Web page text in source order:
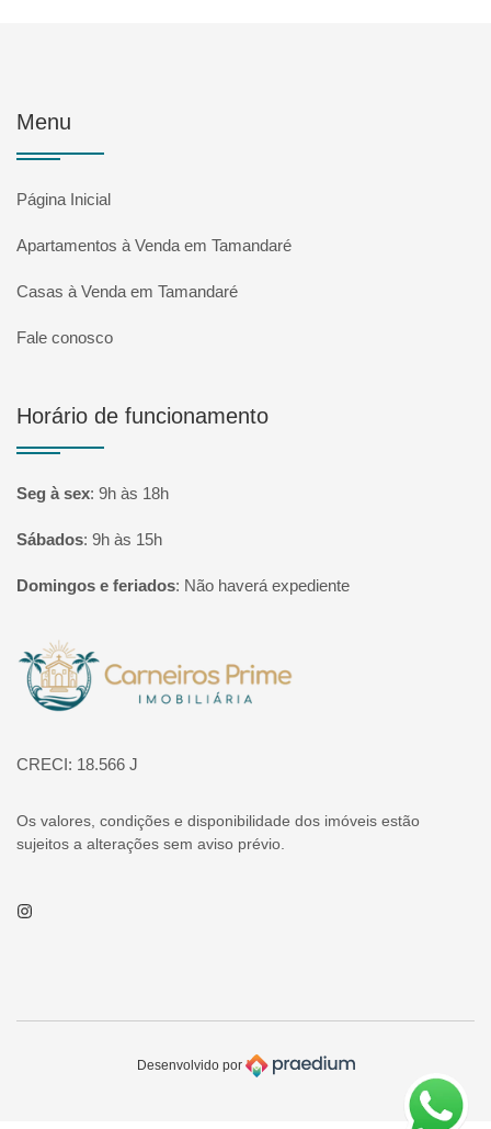
Menu
Página Inicial
Apartamentos à Venda em Tamandaré
Casas à Venda em Tamandaré
Fale conosco
Horário de funcionamento
Seg à sex: 9h às 18h
Sábados: 9h às 15h
Domingos e feriados: Não haverá expediente
Página inicial
CRECI: 18.566 J
Os valores, condições e disponibilidade dos imóveis estão
sujeitos a alterações sem aviso prévio.
Instagram
Desenvolvido por